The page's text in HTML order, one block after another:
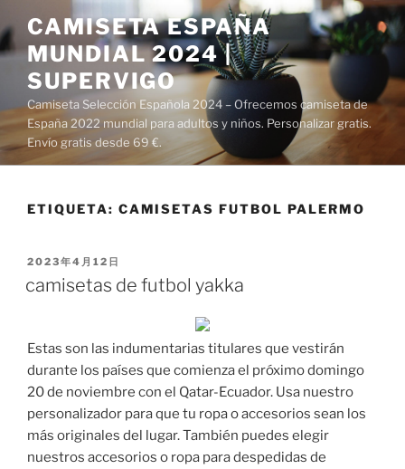
al
contenido
CAMISETA ESPAÑA
MUNDIAL 2024 |
SUPERVIGO
Camiseta Selección Española 2024 – Ofrecemos camiseta de
España 2022 mundial para adultos y niños. Personalizar gratis.
Envío gratis desde 69 €.
ETIQUETA: CAMISETAS FUTBOL PALERMO
PUBLICADO
2023年4月12日
camisetas de futbol yakka
Estas son las indumentarias titulares que vestirán
durante los países que comienza el próximo domingo
20 de noviembre con el Qatar-Ecuador. Usa nuestro
personalizador para que tu ropa o accesorios sean los
más originales del lugar. También puedes elegir
nuestros accesorios o ropa para despedidas de